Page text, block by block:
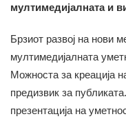
мултимедијалната и
Брзиот развој на нови
мултимедијалната
Можноста за креација
предизвик за
презентација на